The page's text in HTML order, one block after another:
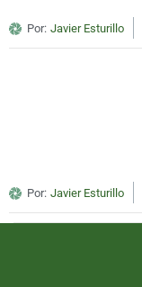
Por: Javier Esturillo
Por: Javier Esturillo